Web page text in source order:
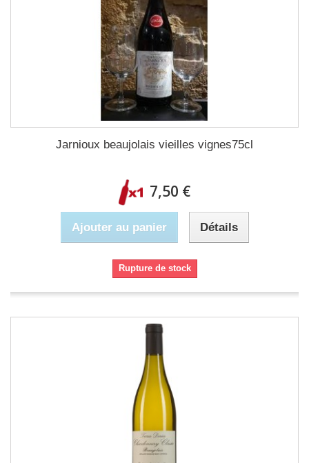
Jarnioux beaujolais vieilles vignes75cl
7,50 €
Ajouter au panier Détails
Rupture de stock